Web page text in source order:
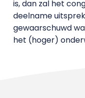
is, dan zal het
deelname
gewaarschuwd
het (hoger)